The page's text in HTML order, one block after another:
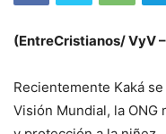
(EntreCristianos/ VyV
Recientemente Kaká
Visión Mundial, la